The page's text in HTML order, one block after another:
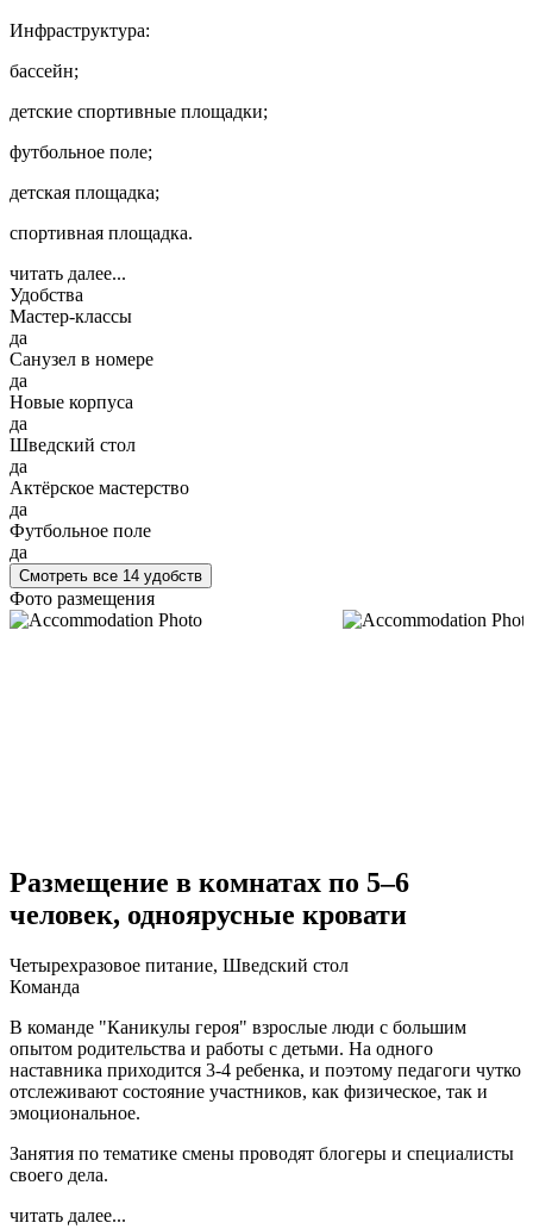
Инфраструктура:
бассейн;
детские спортивные площадки;
футбольное поле;
детская площадка;
спортивная площадка.
читать далее...
Удобства
Мастер-классы
да
Санузел в номере
да
Новые корпуса
да
Шведский стол
да
Актёрское мастерство
да
Футбольное поле
да
Смотреть все 14 удобств
Фото размещения
Размещение в комнатах по 5–6
человек, одноярусные кровати
Четырехразовое питание, Шведский стол
Команда
В команде "Каникулы героя" взрослые люди с большим
опытом родительства и работы с детьми. На одного
наставника приходится 3-4 ребенка, и поэтому педагоги чутко
отслеживают состояние участников, как физическое, так и
эмоциональное.
Занятия по тематике смены проводят блогеры и специалисты
своего дела.
читать далее...